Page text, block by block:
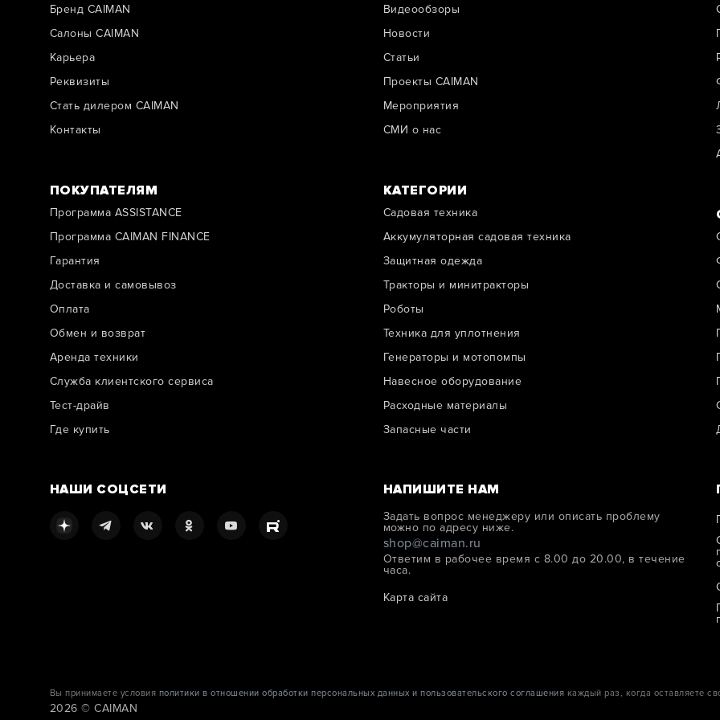
Бренд CAIMAN
Салоны CAIMAN
Карьера
Реквизиты
Стать дилером CAIMAN
Контакты
ПОКУПАТЕЛЯМ
Программа ASSISTANCE
Программа CAIMAN FINANCE
Гарантия
Доставка и самовывоз
Оплата
Обмен и возврат
Аренда техники
Служба клиентского сервиса
Тест-драйв
Где купить
Видеообзоры
Новости
Cтатьи
Проекты CAIMAN
Мероприятия
СМИ о нас
КАТЕГОРИИ
Садовая техника
Аккумуляторная садовая техника
Защитная одежда
Тракторы и минитракторы
Роботы
Техника для уплотнения
Генераторы и мотопомпы
Навесное оборудование
Расходные материалы
Запасные части
НАШИ СОЦСЕТИ НАПИШИТЕ НАМ
Задать вопрос менеджеру или описать проблему
можно по адресу ниже.
shop@caiman.ru
Ответим в рабочее время с 8.00 до 20.00, в течение
часа.
Карта сайта
Вы принимаете условия политики в отношении обработки персональных данных и пользовательского соглашения каждый раз, когда оставляете
2026 © CAIMAN